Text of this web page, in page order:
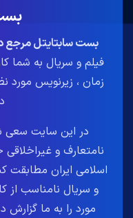
بست سابتایتل مرجع
فیلم و سریال به شما
زمان ، زیرنویس مورد
در این سایت سعی
نامتعارف و
اسلامی ایران مطابقت
و سریال نامناسب از
مورد را به ما